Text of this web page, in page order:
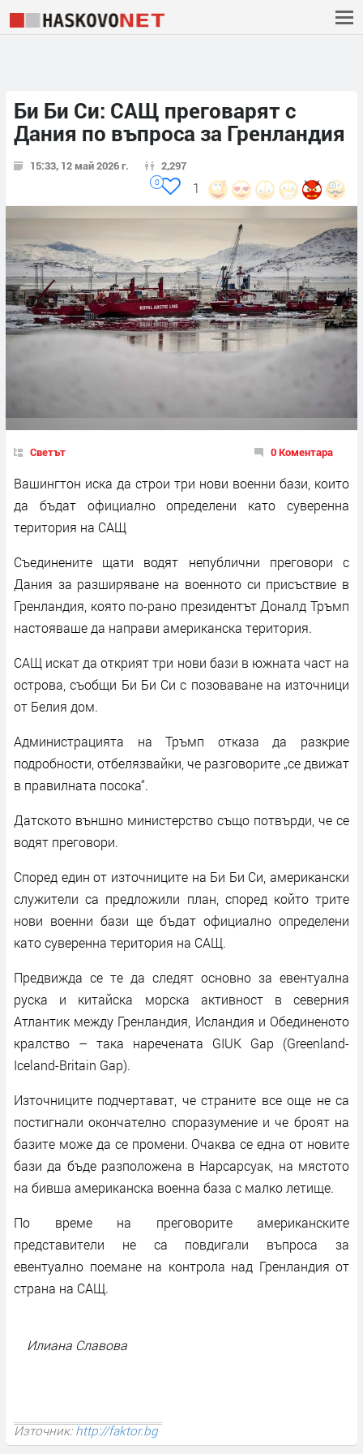
Би Би Си: САЩ преговарят с
Дания по въпроса за Гренландия
15:33, 12 май 2026 г. 2,297
1
0
Светът 0 Коментара
Вашингтон иска да строи три нови военни бази, които
да бъдат официално определени като суверенна
територия на САЩ
Съединените щати водят непублични преговори с
Дания за разширяване на военното си присъствие в
Гренландия, която по-рано президентът Доналд Тръмп
настояваше да направи американска територия.
САЩ искат да открият три нови бази в южната част на
острова, съобщи Би Би Си с позоваване на източници
от Белия дом.
Администрацията на Тръмп отказа да разкрие
подробности, отбелязвайки, че разговорите „се движат
в правилната посока“.
Датското външно министерство също потвърди, че се
водят преговори.
Според един от източниците на Би Би Си, американски
служители са предложили план, според който трите
нови военни бази ще бъдат официално определени
като суверенна територия на САЩ.
Предвижда се те да следят основно за евентуална
руска и китайска морска активност в северния
Атлантик между Гренландия, Исландия и Обединеното
кралство – така наречената GIUK Gap (Greenland-
Iceland-Britain Gap).
Източниците подчертават, че страните все още не са
постигнали окончателно споразумение и че броят на
базите може да се промени. Очаква се една от новите
бази да бъде разположена в Нарсарсуак, на мястото
на бивша американска военна база с малко летище.
По време на преговорите американските
представители не са повдигали въпроса за
евентуално поемане на контрола над Гренландия от
страна на САЩ.
Илиана Славова
Източник:http://faktor.bg